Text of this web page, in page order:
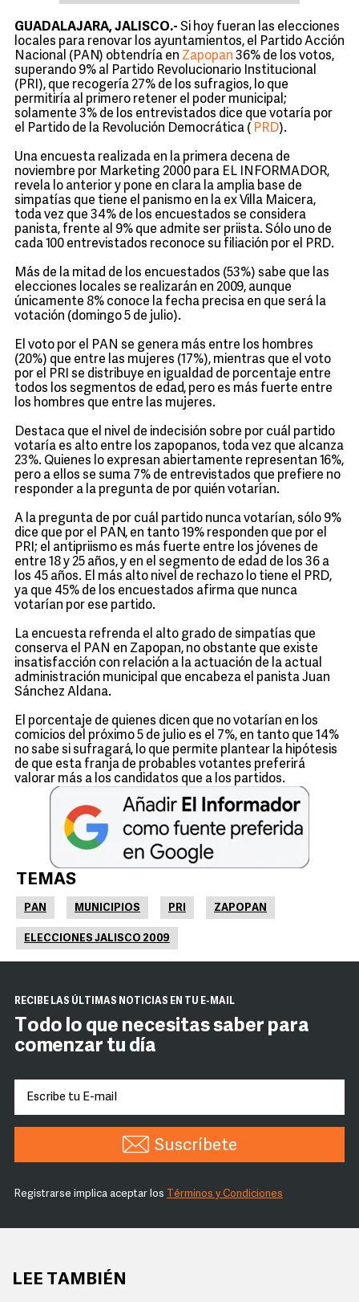
GUADALAJARA, JALISCO.- Si hoy fueran las elecciones
locales para renovar los ayuntamientos, el Partido Acción
Nacional (PAN) obtendría en Zapopan 36% de los votos,
superando 9% al Partido Revolucionario Institucional
(PRI), que recogería 27% de los sufragios, lo que
permitiría al primero retener el poder municipal;
solamente 3% de los entrevistados dice que votaría por
el Partido de la Revolución Democrática ( PRD).
Una encuesta realizada en la primera decena de
noviembre por Marketing 2000 para EL INFORMADOR,
revela lo anterior y pone en clara la amplia base de
simpatías que tiene el panismo en la ex Villa Maicera,
toda vez que 34% de los encuestados se considera
panista, frente al 9% que admite ser priista. Sólo uno de
cada 100 entrevistados reconoce su filiación por el PRD.
Más de la mitad de los encuestados (53%) sabe que las
elecciones locales se realizarán en 2009, aunque
únicamente 8% conoce la fecha precisa en que será la
votación (domingo 5 de julio).
El voto por el PAN se genera más entre los hombres
(20%) que entre las mujeres (17%), mientras que el voto
por el PRI se distribuye en igualdad de porcentaje entre
todos los segmentos de edad, pero es más fuerte entre
los hombres que entre las mujeres.
Destaca que el nivel de indecisión sobre por cuál partido
votaría es alto entre los zapopanos, toda vez que alcanza
23%. Quienes lo expresan abiertamente representan 16%,
pero a ellos se suma 7% de entrevistados que prefiere no
responder a la pregunta de por quién votarían.
A la pregunta de por cuál partido nunca votarían, sólo 9%
dice que por el PAN, en tanto 19% responden que por el
PRI; el antipriismo es más fuerte entre los jóvenes de
entre 18 y 25 años, y en el segmento de edad de los 36 a
los 45 años. El más alto nivel de rechazo lo tiene el PRD,
ya que 45% de los encuestados afirma que nunca
votarían por ese partido.
La encuesta refrenda el alto grado de simpatías que
conserva el PAN en Zapopan, no obstante que existe
insatisfacción con relación a la actuación de la actual
administración municipal que encabeza el panista Juan
Sánchez Aldana.
El porcentaje de quienes dicen que no votarían en los
comicios del próximo 5 de julio es el 7%, en tanto que 14%
no sabe si sufragará, lo que permite plantear la hipótesis
de que esta franja de probables votantes preferirá
valorar más a los candidatos que a los partidos.
TEMAS
PAN MUNICIPIOS PRI ZAPOPAN
ELECCIONES JALISCO 2009
RECIBE LAS ÚLTIMAS NOTICIAS EN TU E-MAIL
Todo lo que necesitas saber para
comenzar tu día
Suscríbete
Registrarse implica aceptar los Términos y Condiciones
LEE TAMBIÉN